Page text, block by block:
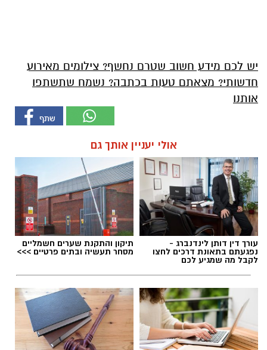
יש לכם מידע חשוב שטרם נחשף? צילומים מאירוע
חדשותי? מצאתם טעות בכתבה? נשמח שתשתפו
אותנו
אולי יעניין אותך גם
עורך דין דותן לינדנברג -
נפגעתם בתאונת דרכים לחצו
לקבל מה שמגיע לכם
תיקון והתקנת שערים חשמליים
מסחר תעשיה ובתים פרטיים >>>